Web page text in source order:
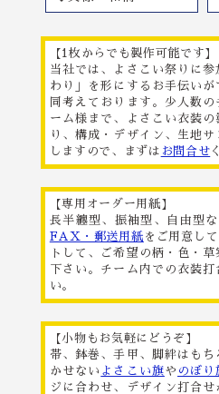
【1枚からでも製作可能です】
当社では、よさこい祭りに
わり」を形にするお手伝い
同考えております。少人数
ーム様まで、よさこい衣装
り、構成・デザイン、生地
しますので、まずは お問合せ
【専用オーダー用紙】
長半纏型、振袖型、自由型
FAX・郵送用紙 をご用意し
トして、ご希望の柄・色・
下さい。チーム内での衣装
い。
【小物もお気軽にどうぞ】
帯、鉢巻、手甲、脚絆はも
かせない よさこい旗や のぼり
ジに合わせ、デザイン打合